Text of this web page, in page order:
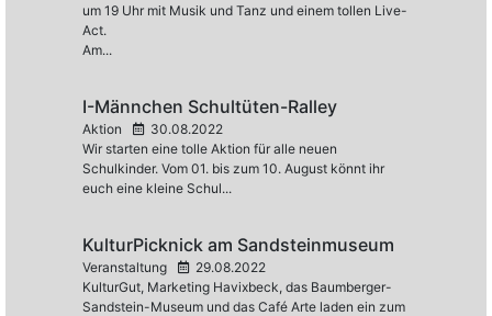
um 19 Uhr mit Musik und Tanz und einem tollen Live-
Act.
Am...
I-Männchen Schultüten-Ralley
Aktion
30.08.2022
Wir starten eine tolle Aktion für alle neuen
Schulkinder. Vom 01. bis zum 10. August könnt ihr
euch eine kleine Schul...
KulturPicknick am Sandsteinmuseum
Veranstaltung
29.08.2022
KulturGut, Marketing Havixbeck, das Baumberger-
Sandstein-Museum und das Café Arte laden ein zum